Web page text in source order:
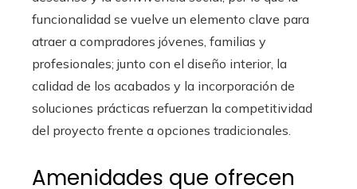
funcionalidad se vuelve un elemento clave para
atraer a compradores jóvenes, familias y
profesionales; junto con el diseño interior, la
calidad de los acabados y la incorporación de
soluciones prácticas refuerzan la competitividad
del proyecto frente a opciones tradicionales.
Amenidades que ofrecen